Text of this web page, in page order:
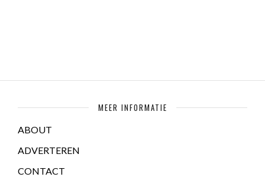
MEER INFORMATIE
ABOUT
ADVERTEREN
CONTACT